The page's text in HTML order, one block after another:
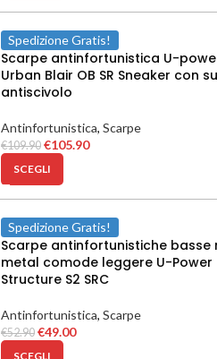
Spedizione Gratis!
Scarpe antinfortunistica U-
Urban Blair OB SR Sneaker con
antiscivolo
Antinfortunistica, Scarpe
€109.90 €105.90
SCEGLI
Spedizione Gratis!
Scarpe antinfortunistiche basse
metal comode leggere U-Power
Structure S2 SRC
Antinfortunistica, Scarpe
€52.90 €49.00
SCEGLI